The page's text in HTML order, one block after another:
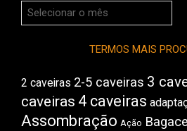
Arquivos
do
TERMOS MAIS
2 caveiras 2-5 caveiras 3
caveiras 4 caveiras
Assombração Ação